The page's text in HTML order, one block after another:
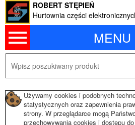
MENU
ROBERT STĘPIEŃ
Hurtownia części
Używamy cookies i podobnych
statystycznych oraz zapewnienia
strony. W przeglądarce mogą
przechowywania cookies i dostępu